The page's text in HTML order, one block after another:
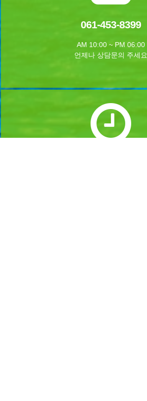
061-453-8399
AM 10:00 ~ PM 06:00
언제나 상담문의 주세요